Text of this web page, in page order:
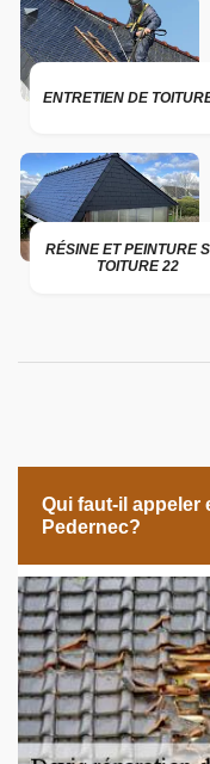
ENTRETIEN DE
RÉSINE ET PEINTURE
TOITURE 22
Qui faut-il appeler
Pedernec?